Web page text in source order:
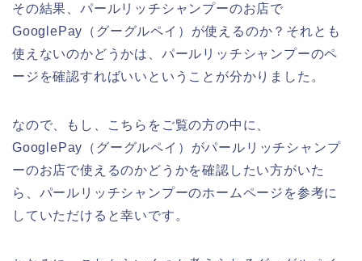
その結果、パールリッチシャンプーのお店で
GooglePay（グーグルペイ）が使えるのか？それとも
使えないのかどうかは、パールリッチシャンプーのペ
ージを確認すればいいということが分かりました。
なので、もし、こちらをご覧の方の中に、
GooglePay（グーグルペイ）がパールリッチシャンプ
ーのお店で使えるのかどうかを確認したい方がいた
ら、パールリッチシャンプーのホームページを参考に
していただけると幸いです。